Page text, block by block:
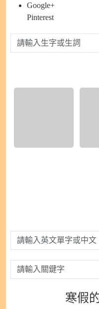
Google+
Pinterest
請輸入生字或生詞
請輸入英文單字或中文
請輸入關鍵字
寒假
0 0